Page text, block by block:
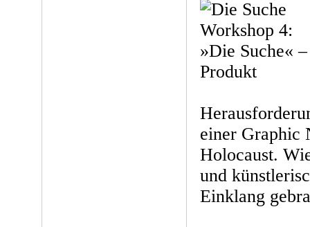
Workshop 4:
»Die Suche«
Produkt
einer Graphic
Holocaust.
und
Einklang